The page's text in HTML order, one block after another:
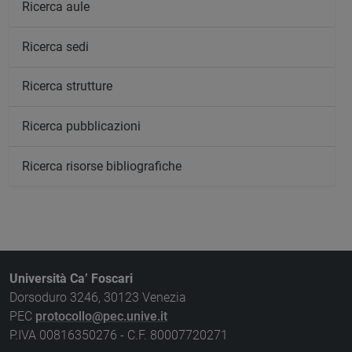
Ricerca aule
Ricerca sedi
Ricerca strutture
Ricerca pubblicazioni
Ricerca risorse bibliografiche
Università Ca’ Foscari
Dorsoduro 3246, 30123 Venezia
PEC protocollo@pec.unive.it
P.IVA 00816350276 - C.F. 80007720271